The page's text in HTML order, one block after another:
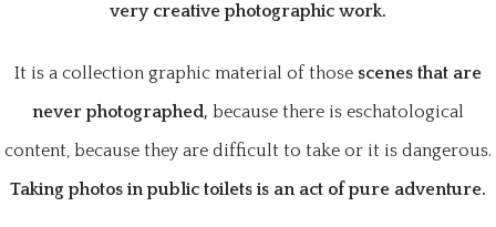
very creative photographic work.
It is a collection graphic material of those scenes that are
never photographed, because there is eschatological
content, because they are difficult to take or it is dangerous.
Taking photos in public toilets is an act of pure adventure.